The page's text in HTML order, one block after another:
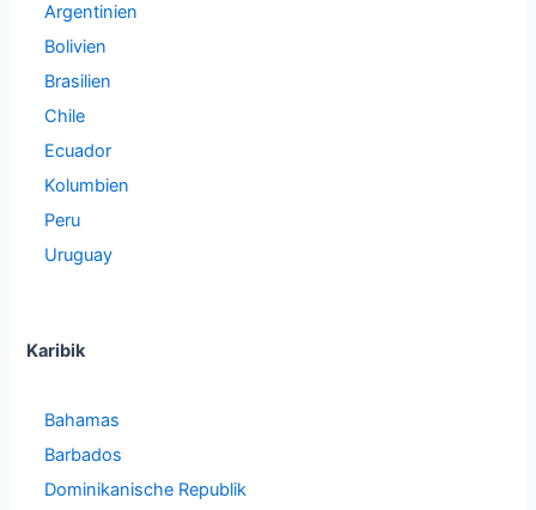
Argentinien
Bolivien
Brasilien
Chile
Ecuador
Kolumbien
Peru
Uruguay
Karibik
Bahamas
Barbados
Dominikanische Republik